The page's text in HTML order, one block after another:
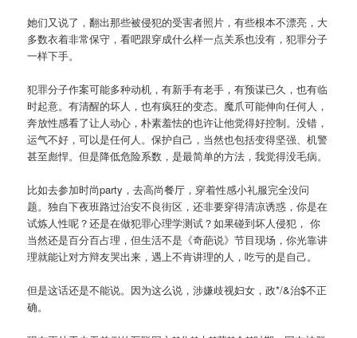
她们又说了，翻出那些被侵犯的受害者照片，有些根本不漂亮，大
多数衣着非常保守，看吧跟穿成什么样一点关系也没有，犯罪分子
一样下手。
犯罪分子作案可能多种动机，有新手有老手，有预谋已久，也有临
时起意。有清醒的坏人，也有疯狂的变态。魔爪可能伸向任何人，
奔放性感看了让人动心，朴素羞怯的也许让他觉得好控制。没错，
运气不好，可以是任何人。保护自己，当然也包括变得坚强、机警
甚至彪悍。但是降低危险系数，是最简单的方法，我觉得没毛病。
比如去参加时尚party，去高尚餐厅，穿着性感小礼服完全没问
题。独自下夜班路过治安不良街区，还非要穿得清凉诱惑，你是在
试炼人性呢？还是在做犯罪心理学测试？如果碰到坏人侵犯， 你
当然还是百分百占理，但生活不是《奇葩说》节目现场，你光靠讲
理就能让对方辩友哭出来，遇上不肯讲理的人，吃亏的是自己。
但是这话还是不能说。因为这么说，涉嫌歧视妇女，政*/&治$不正
确。